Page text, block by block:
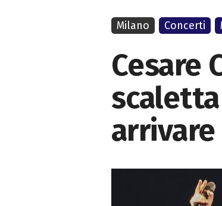
Cesare
Milano Concerti